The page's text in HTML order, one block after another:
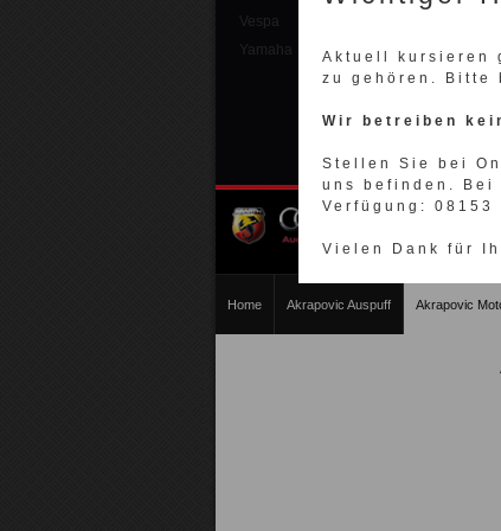
Home Akrapovic Auspuff Akrapovic
Vespa
Yamaha
Aktuell kursieren
zu gehören. Bitte
Wir betreiben
Stellen Sie bei
uns befinden.
Verfügung: 08153
Vielen Dank für